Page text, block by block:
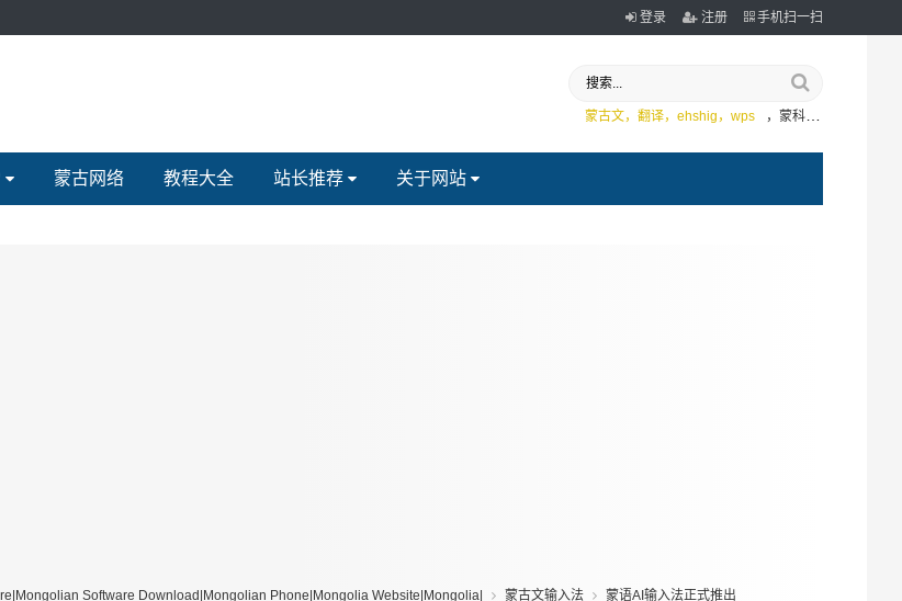
登录 注册 手机扫一扫
蒙古文，翻译，ehshig，wps ，蒙科立
蒙古网络 教程大全 站长推荐 关于网站
Software Download|Mongolian Phone|Mongolia Website|Mongolia| 蒙古文输入法 蒙语AI输入法正式推出